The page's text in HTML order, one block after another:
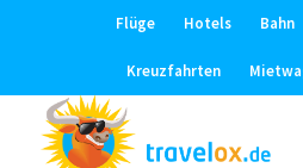
Flüge Hotels Bahn
Kreuzfahrten